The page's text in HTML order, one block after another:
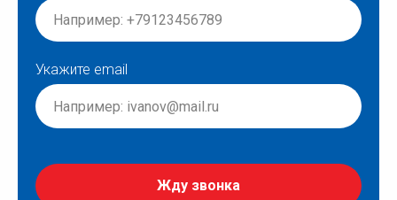
Укажите email
Жду звонка